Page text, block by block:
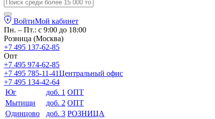
ВойтиМой кабинет
Пн. – Пт.: с 9:00 до 18:00
Розница (Москва)
+7 495 137-62-85
Опт
+7 495 974-62-85
+7 495 785-11-41Центральный офис
+7 495 134-42-64
Юг
доб. 1 ОПТ
Мытищи
доб. 2 ОПТ
Одинцово
доб. 3 РОЗНИЦА